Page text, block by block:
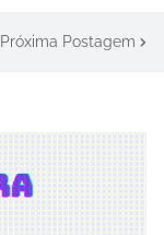
Próxima Postagem